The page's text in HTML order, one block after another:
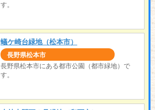
す。
蟻ケ崎台緑地（松本市）
長野県松本市
長野県松本市にある都市公園（都市緑地）で
す。